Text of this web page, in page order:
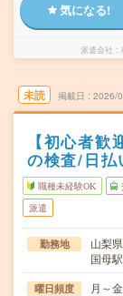
気になる!
派遣会社
未読 掲載日 2026/
【初心者
の検査/日払
職種未経験OK
派遣
勤務地
山梨
国母
曜日頻度 月～金